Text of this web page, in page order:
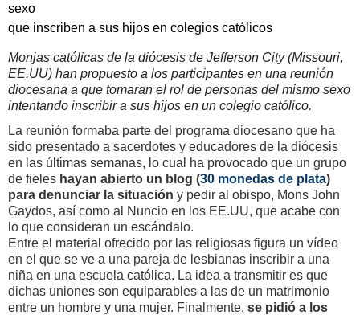
sexo
que inscriben a sus hijos en colegios católicos
Monjas católicas de la diócesis de Jefferson City (Missouri,
EE.UU) han propuesto a los participantes en una reunión
diocesana a que tomaran el rol de personas del mismo sexo
intentando inscribir a sus hijos en un colegio católico.
La reunión formaba parte del programa diocesano que ha
sido presentado a sacerdotes y educadores de la diócesis
en las últimas semanas, lo cual ha provocado que un grupo
de fieles hayan abierto un blog (30 monedas de plata)
para denunciar la situación y pedir al obispo, Mons John
Gaydos, así como al Nuncio en los EE.UU, que acabe con
lo que consideran un escándalo.
Entre el material ofrecido por las religiosas figura un vídeo
en el que se ve a una pareja de lesbianas inscribir a una
niña en una escuela católica. La idea a transmitir es que
dichas uniones son equiparables a las de un matrimonio
entre un hombre y una mujer. Finalmente, se pidió a los